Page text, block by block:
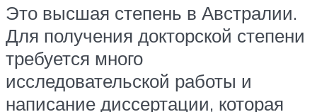
Это высшая степень в Австралии.
Для получения докторской степени
требуется много
исследовательской работы и
написание диссертации, которая